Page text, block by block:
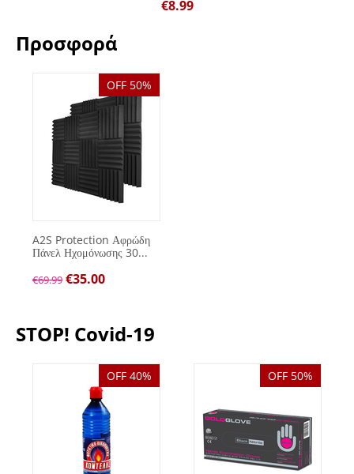
€8.99
Προσφορά
OFF 50%
A2S Protection Αφρώδη
Πάνελ Ηχομόνωσης 30...
€69.99 €35.00
STOP! Covid-19
OFF 40% OFF 50%